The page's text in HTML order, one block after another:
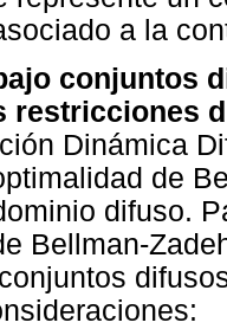
a la
conjuntos
restricciones
Dinámica
de
difuso.
Bellman-